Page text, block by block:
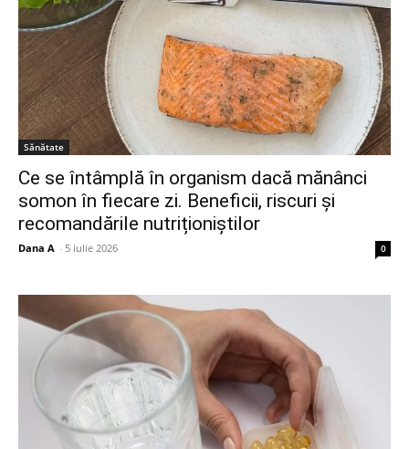
Sănătate
Ce se întâmplă în organism dacă mănânci
somon în fiecare zi. Beneficii, riscuri și
recomandările nutriționiștilor
Dana A - 5 iulie 2026 0